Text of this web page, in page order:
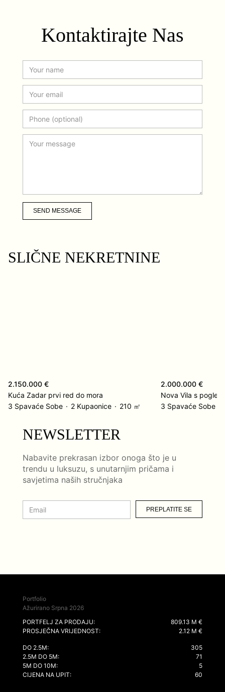
Kontaktirajte Nas
SEND MESSAGE
SLIČNE NEKRETNINE
2.150.000 €
Kuća Zadar prvi red do mora
3 Spavaće Sobe
2 Kupaonice 210 ㎡
2.000.000 €
Nova Vila s
3 Spavaće Sobe
NEWSLETTER
Nabavite prekrasan izbor onoga što je u
trendu u luksuzu, s unutarnjim pričama i
savjetima naših stručnjaka
PREPLATITE SE
Portfolio
Ažurirano Srpna 2026
PORTFELJ ZA PRODAJU:
809.13 M €
PROSJEČNA VRIJEDNOST:
2.12 M €
DO 2.5M:
305
2.5M DO 5M:
71
5M DO 10M:
5
CIJENA NA UPIT:
60